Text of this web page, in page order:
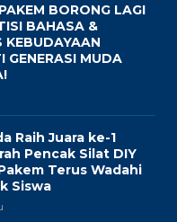
BORONG LAGI
BAHASA &
KEBUDAYAAN
GENERASI MUDA
Raih Juara ke-1
Pencak Silat DIY
Terus Wadahi
Siswa